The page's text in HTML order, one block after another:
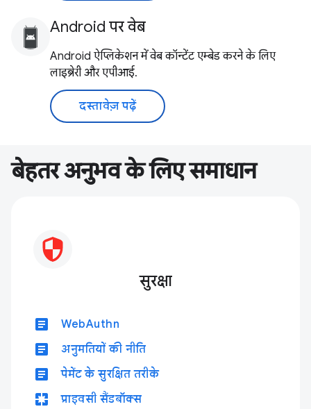
Android पर वेब
Android ऐप्लिकेशन में वेब कॉन्टेंट एम्बेड करने के लिए
लाइब्रेरी और एपीआई.
दस्तावेज़ पढ़ें
बेहतर अनुभव के लिए समाधान
सुरक्षा
article WebAuthn
article अनुमतियों की नीति
article पेमेंट के सुरक्षित तरीके
pages प्राइवसी सैंडबॉक्स